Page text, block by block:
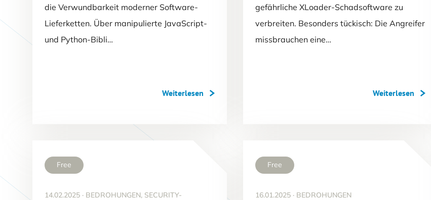
die Verwundbarkeit moderner Software-
Lieferketten. Über manipulierte JavaScript-
und Python-Bibli…
Weiterlesen
gefährliche XLoader-Schadsoftware zu
verbreiten. Besonders tückisch: Die Angreifer
missbrauchen eine…
Weiterlesen
Free
14.02.2025 · BEDROHUNGEN, SECURITY-
Free
16.01.2025 · BEDROHUNGEN